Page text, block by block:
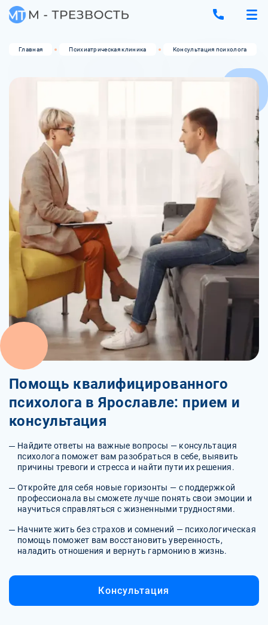
Главная Психиатрическая клиника Консультация психолога
Помощь квалифицированного
психолога в Ярославле: прием и
консультация
Найдите ответы на важные вопросы — консультация
психолога поможет вам разобраться в себе, выявить
причины тревоги и стресса и найти пути их решения.
Откройте для себя новые горизонты — с поддержкой
профессионала вы сможете лучше понять свои эмоции и
научиться справляться с жизненными трудностями.
Начните жить без страхов и сомнений — психологическая
помощь поможет вам восстановить уверенность,
наладить отношения и вернуть гармонию в жизнь.
Консультация